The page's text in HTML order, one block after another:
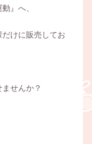
』へ、
けに販売してお
せんか？